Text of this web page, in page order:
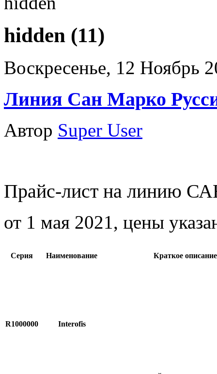
hidden (11)
Воскресенье, 12 Ноябрь
Линия Сан Марко
Автор Super User
Прайс-лист на линию
от 1 мая 2021, цены
Серия Наименование Краткое описание
R1000000 Interofis